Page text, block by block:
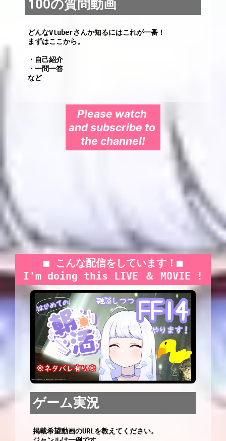
100の質問動画
どんなVtuberさんか知るにはこれが一番！
まずはここから。
・自己紹介
・一問一答
など
Please watch
and subscribe to
the channel!
■ こんな配信をしています！
I'm doing this LIVE ＆ MOVIE !
ゲーム実況
掲載希望動画のURLを教えてください。